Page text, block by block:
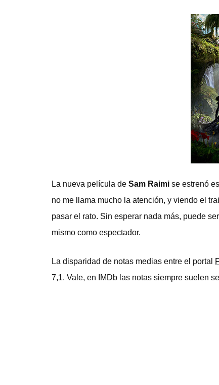
La nueva película de Sam Raimi se estrenó
no me llama mucho la atención, y viendo el
pasar el rato. Sin esperar nada más, puede
mismo como espectador.
La disparidad de notas medias entre el portal
7,1. Vale, en IMDb las notas siempre suelen